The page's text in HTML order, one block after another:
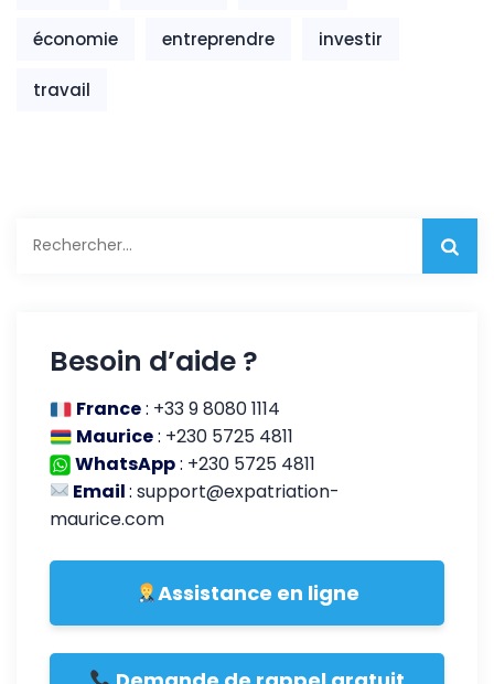
économie entreprendre investir
travail
Besoin d’aide ?
France: +33 9 8080 1114
Maurice: +230 5725 4811
WhatsApp: +230 5725 4811
Email:support@expatriation-
maurice.com
Assistance en ligne